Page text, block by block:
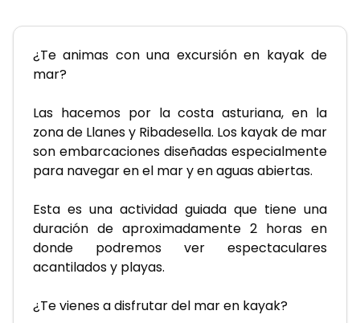
¿Te animas con una excursión en kayak de
mar?
Las hacemos por la costa asturiana, en la
zona de Llanes y Ribadesella. Los kayak de mar
son embarcaciones diseñadas especialmente
para navegar en el mar y en aguas abiertas.
Esta es una actividad guiada que tiene una
duración de aproximadamente 2 horas en
donde podremos ver espectaculares
acantilados y playas.
¿Te vienes a disfrutar del mar en kayak?